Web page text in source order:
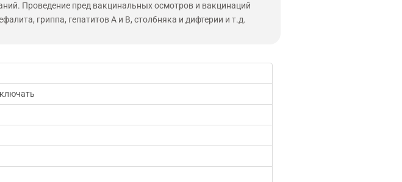
Проведение пред вакцинальных осмотров и вакцинаций
гриппа, гепатитов А и В, столбняка и дифтерии и т.д.